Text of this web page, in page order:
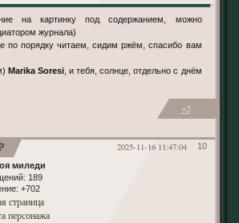
на картинку под содержанием, можно
журнала)
по порядку читаем, сидим ржём, спасибо вам
Marika Soresi , и тебя, солнце, отдельно с днём
+2
10
2025-11-16 11:47:04
миледи
189
+702
страница
персонажа